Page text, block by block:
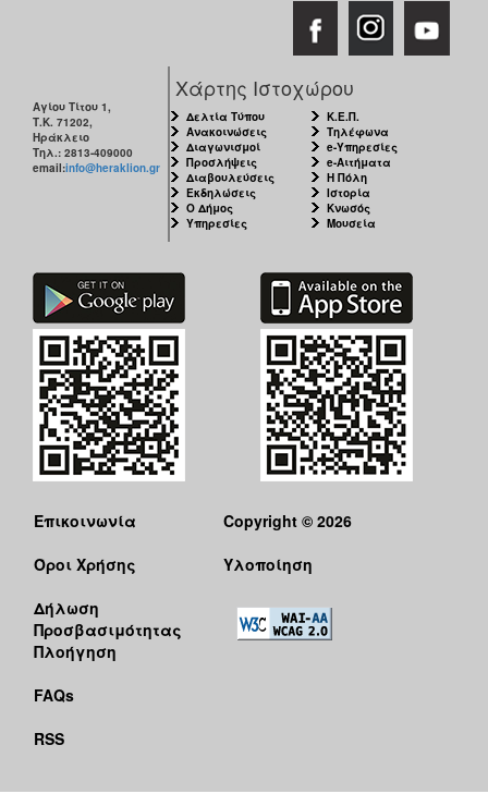
Αγίου Τίτου 1,
Τ.Κ. 71202,
Ηράκλειο
Τηλ.: 2813-409000
email:info@heraklion.gr
Χάρτης Ιστοχώρου
Δελτία Τύπου
Ανακοινώσεις
Διαγωνισμοί
Προσλήψεις
Διαβουλεύσεις
Εκδηλώσεις
Ο Δήμος
Υπηρεσίες
Κ.Ε.Π.
Τηλέφωνα
e-Υπηρεσίες
e-Αιτήματα
Η Πόλη
Ιστορία
Κνωσός
Μουσεία
Επικοινωνία
Όροι Χρήσης
Δήλωση
Προσβασιμότητας
Πλοήγηση
FAQs
RSS
Copyright © 2026
Υλοποίηση